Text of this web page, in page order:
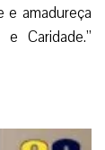
e amadureça
Caridade.”